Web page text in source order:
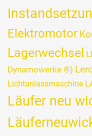
Elektromotor
Lagerwechsel
Dynamowerke ®)
Lichtanlassmaschine
Läufer neu